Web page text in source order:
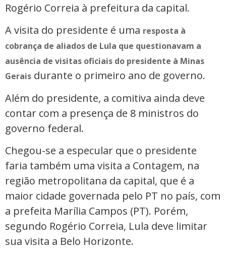
Rogério Correia à prefeitura da capital.
A visita do presidente é uma resposta à
cobrança de aliados de Lula que questionavam a
ausência de visitas oficiais do presidente à Minas
Gerais durante o primeiro ano de governo.
Além do presidente, a comitiva ainda deve
contar com a presença de 8 ministros do
governo federal.
Chegou-se a especular que o presidente
faria também uma visita a Contagem, na
região metropolitana da capital, que é a
maior cidade governada pelo PT no país, com
a prefeita Marília Campos (PT). Porém,
segundo Rogério Correia, Lula deve limitar
sua visita a Belo Horizonte.